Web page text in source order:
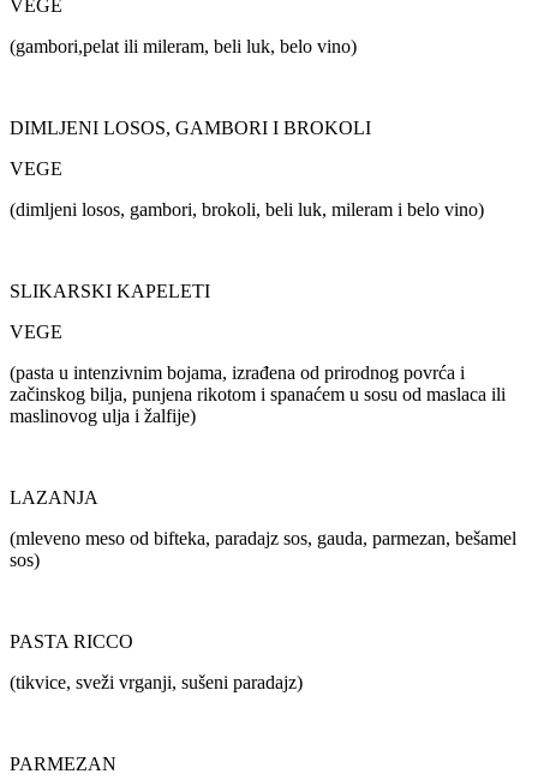
VEGE
(gambori,pelat ili mileram, beli luk, belo vino)
DIMLJENI LOSOS, GAMBORI I BROKOLI
VEGE
(dimljeni losos, gambori, brokoli, beli luk, mileram i belo vino)
SLIKARSKI KAPELETI
VEGE
(pasta u intenzivnim bojama, izrađena od prirodnog povrća i
začinskog bilja, punjena rikotom i spanaćem u sosu od maslaca ili
maslinovog ulja i žalfije)
LAZANJA
(mleveno meso od bifteka, paradajz sos, gauda, parmezan, bešamel
sos)
PASTA RICCO
(tikvice, sveži vrganji, sušeni paradajz)
PARMEZAN